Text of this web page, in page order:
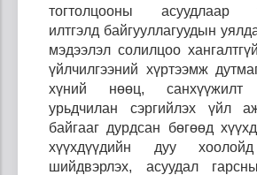
тогтолцооны асуудлаар
илтгэлд байгууллагуудын
мэдээлэл солилцоо
үйлчилгээний хүртээмж
хүний нөөц, санхүүжилт
урьдчилан сэргийлэх үйл
байгааг дурдсан бөгөөд
хүүхдүүдийн дуу хоолойд
шийдвэрлэх, асуудал